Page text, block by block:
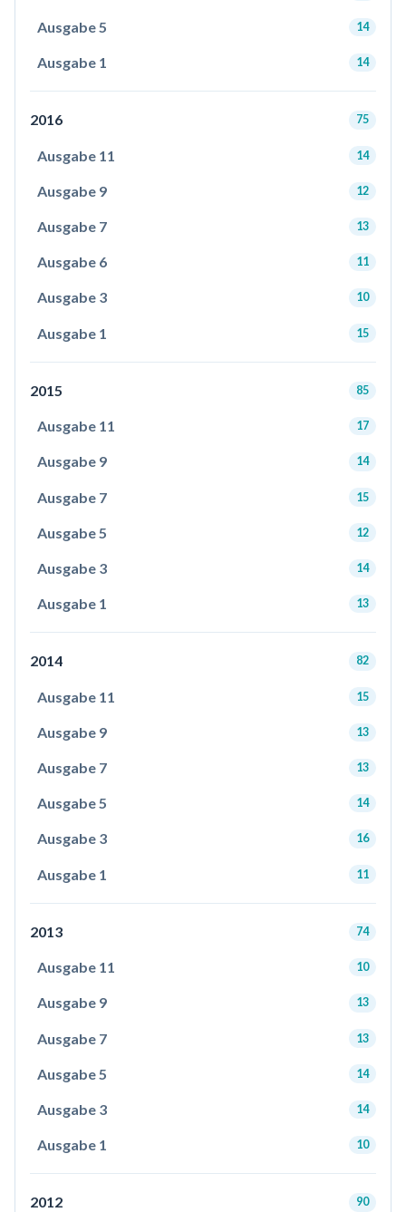
Ausgabe 5 14
Ausgabe 1 14
2016 75
Ausgabe 11 14
Ausgabe 9 12
Ausgabe 7 13
Ausgabe 6 11
Ausgabe 3 10
Ausgabe 1 15
2015 85
Ausgabe 11 17
Ausgabe 9 14
Ausgabe 7 15
Ausgabe 5 12
Ausgabe 3 14
Ausgabe 1 13
2014 82
Ausgabe 11 15
Ausgabe 9 13
Ausgabe 7 13
Ausgabe 5 14
Ausgabe 3 16
Ausgabe 1 11
2013 74
Ausgabe 11 10
Ausgabe 9 13
Ausgabe 7 13
Ausgabe 5 14
Ausgabe 3 14
Ausgabe 1 10
2012 90